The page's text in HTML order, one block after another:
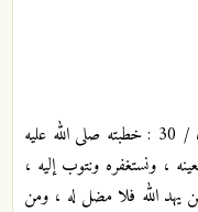
قال ابن شعبة الحراني رحمه الله في تحف العقول / 30 : خطبته صلى الله عليه
، ونستغفره ونتوب إليه ،
يهد الله فلا مضل له ، ومن